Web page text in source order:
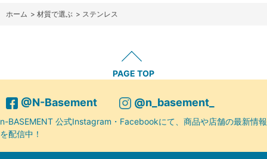
ホーム > 材質で選ぶ > ステンレス
PAGE TOP
@N-Basement @n_basement_
n-BASEMENT 公式Instagram・Facebookにて、商品や店舗の最新情報
を配信中！